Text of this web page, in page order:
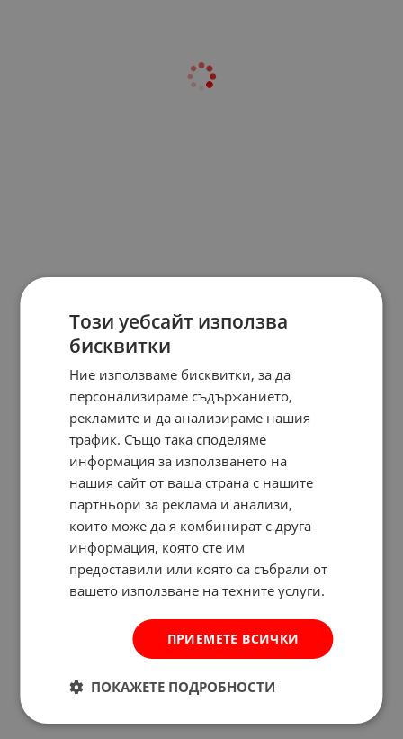
Този уебсайт използва
бисквитки
Ние използваме бисквитки, за да
персонализираме съдържанието,
рекламите и да анализираме нашия
трафик. Също така споделяме
информация за използването на
нашия сайт от ваша страна с нашите
партньори за реклама и анализи,
които може да я комбинират с друга
информация, която сте им
предоставили или която са събрали от
вашето използване на техните услуги.
ПРИЕМЕТЕ ВСИЧКИ
ПОКАЖЕТЕ ПОДРОБНОСТИ